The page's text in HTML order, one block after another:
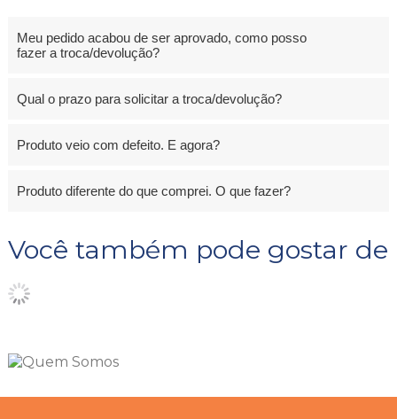
Meu pedido acabou de ser aprovado, como posso
fazer a troca/devolução?
Qual o prazo para solicitar a troca/devolução?
Produto veio com defeito. E agora?
Produto diferente do que comprei. O que fazer?
Você também pode gostar de